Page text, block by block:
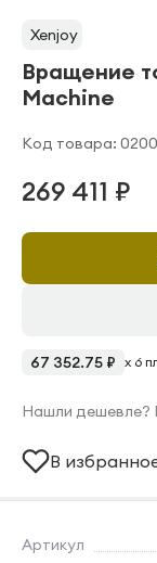
Xenjoy
Вращение
Machine
Код товара:
Артикул
269 411 ₽
67 352.75 ₽ x 6
Нашли дешевле?
В